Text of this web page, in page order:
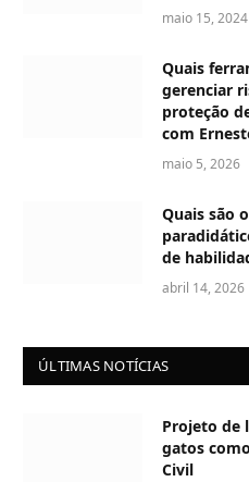
maio 15, 2024
Quais
gerenciar
proteção
com
maio 5, 2026
Quais são
de
abril 14, 2026
ÚLTIMAS NOTÍCIAS
Projeto de
gatos
Civil